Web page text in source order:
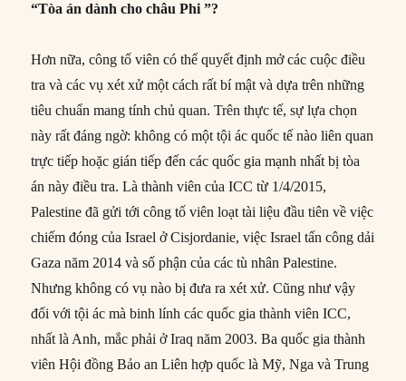
“Tòa án dành cho châu Phi ”?
Hơn nữa, công tố viên có thể quyết định mở các cuộc điều
tra và các vụ xét xử một cách rất bí mật và dựa trên những
tiêu chuẩn mang tính chủ quan. Trên thực tế, sự lựa chọn
này rất đáng ngờ: không có một tội ác quốc tế nào liên quan
trực tiếp hoặc gián tiếp đến các quốc gia mạnh nhất bị tòa
án này điều tra. Là thành viên của ICC từ 1/4/2015,
Palestine đã gửi tới công tố viên loạt tài liệu đầu tiên về việc
chiếm đóng của Israel ở Cisjordanie, việc Israel tấn công dải
Gaza năm 2014 và số phận của các tù nhân Palestine.
Nhưng không có vụ nào bị đưa ra xét xử. Cũng như vậy
đối với tội ác mà binh lính các quốc gia thành viên ICC,
nhất là Anh, mắc phải ở Iraq năm 2003. Ba quốc gia thành
viên Hội đồng Bảo an Liên hợp quốc là Mỹ, Nga và Trung